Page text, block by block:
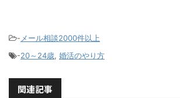
- メール相談2000件以上
-20～24歳, 婚活のやり方
関連記事